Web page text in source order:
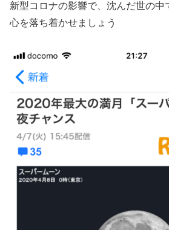
新型コロナの影響で、沈んだ世の中
心を落ち着かせましょう